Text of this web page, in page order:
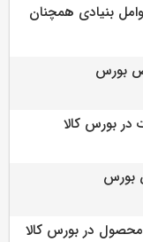
بنیادی همچنان